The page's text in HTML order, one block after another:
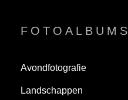
FOTOALBUMS
Avondfotografie
Landschappen